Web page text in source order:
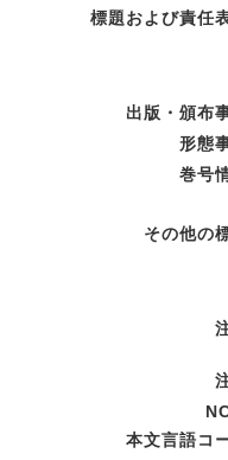
標題および責任
出版・頒布
形態
巻号
その他の
本文言語コ